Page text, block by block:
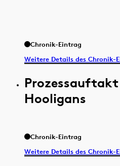
Chronik-Eintrag
Weitere Details des Chronik-
Prozessauftakt
Hooligans
Chronik-Eintrag
Weitere Details des Chronik-